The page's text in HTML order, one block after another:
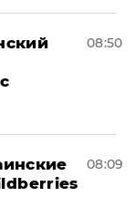
08:50
08:09